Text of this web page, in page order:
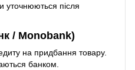
уточнюються після
/ Monobank)
на придбання товару.
банком.